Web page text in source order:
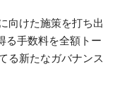
向けた施策を打ち出
る手数料を全額トー
る新たなガバナンス